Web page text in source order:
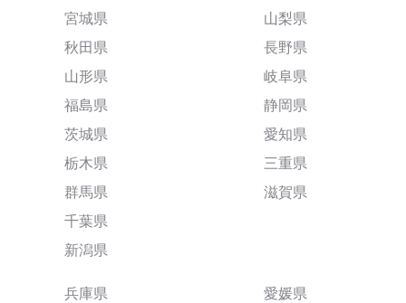
宮城県
秋田県
山形県
福島県
茨城県
栃木県
群馬県
千葉県
新潟県
山梨県
長野県
岐阜県
静岡県
愛知県
三重県
滋賀県
兵庫県
愛媛県